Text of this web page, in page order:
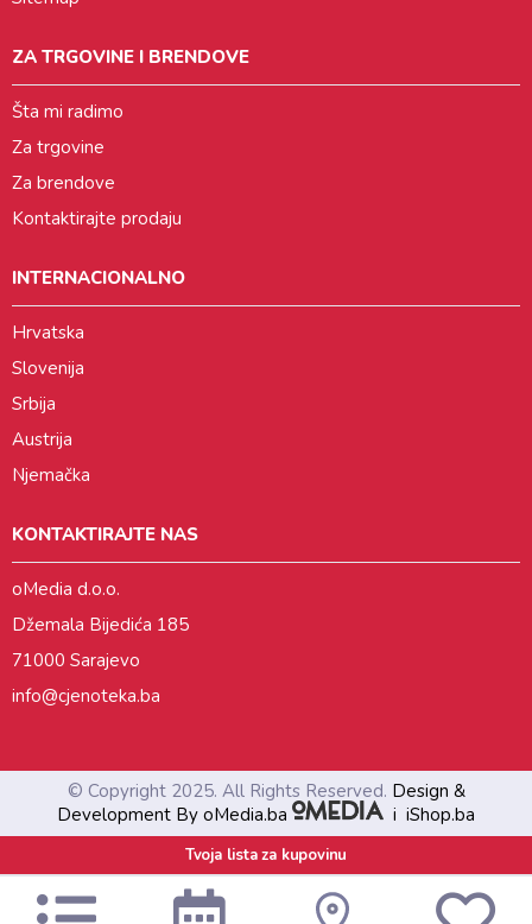
ZA TRGOVINE I BRENDOVE
Šta mi radimo
Za trgovine
Za brendove
Kontaktirajte prodaju
INTERNACIONALNO
Hrvatska
Slovenija
Srbija
Austrija
Njemačka
KONTAKTIRAJTE NAS
oMedia d.o.o.
Džemala Bijedića 185
71000 Sarajevo
info@cjenoteka.ba
© Copyright 2025. All Rights Reserved. Design &
Development By oMedia.ba
i iShop.ba
Tvoja lista za kupovinu